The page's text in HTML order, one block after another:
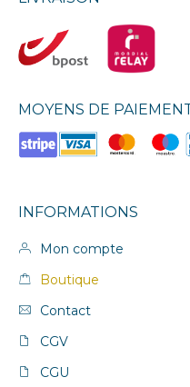
MOYENS DE
INFORMATIONS
Mon compte
Boutique
Contact
CGV
CGU